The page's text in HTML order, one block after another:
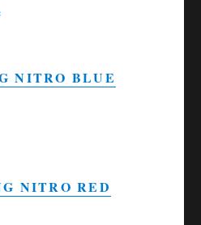
NITRO BLUE
NITRO RED